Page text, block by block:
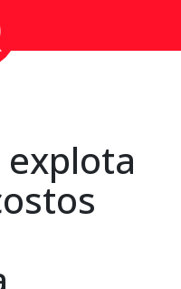
explota